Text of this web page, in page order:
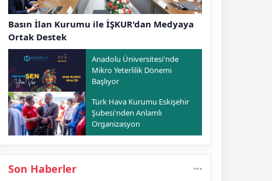
Basın İlan Kurumu ile İŞKUR'dan Medyaya
Ortak Destek
Anadolu Üniversitesi'nde
Mikro Yeterlilik Dönemi
Başlıyor
Türk Hava Kurumu Eskişehir
Şubesi'nden Anlamlı
Organizasyon
Son Haberler